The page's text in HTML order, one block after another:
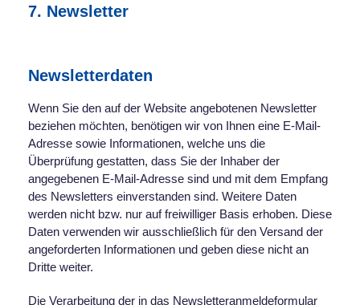
7. Newsletter
Newsletterdaten
Wenn Sie den auf der Website angebotenen Newsletter
beziehen möchten, benötigen wir von Ihnen eine E-Mail-
Adresse sowie Informationen, welche uns die
Überprüfung gestatten, dass Sie der Inhaber der
angegebenen E-Mail-Adresse sind und mit dem Empfang
des Newsletters einverstanden sind. Weitere Daten
werden nicht bzw. nur auf freiwilliger Basis erhoben. Diese
Daten verwenden wir ausschließlich für den Versand der
angeforderten Informationen und geben diese nicht an
Dritte weiter.
Die Verarbeitung der in das Newsletteranmeldeformular